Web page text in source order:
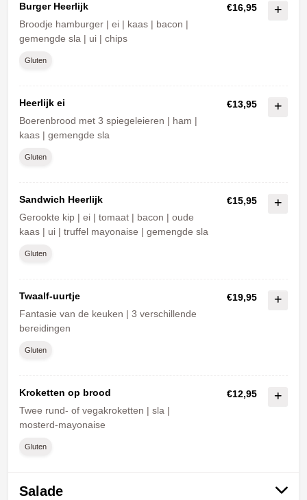
Burger Heerlijk
Broodje hamburger | ei | kaas | bacon |
gemengde sla | ui | chips
€16,95
Gluten
Heerlijk ei
Boerenbrood met 3 spiegeleieren | ham |
kaas | gemengde sla
€13,95
Gluten
Sandwich Heerlijk
Gerookte kip | ei | tomaat | bacon | oude
kaas | ui | truffel mayonaise | gemengde sla
€15,95
Gluten
Twaalf-uurtje
Fantasie van de keuken | 3 verschillende
bereidingen
€19,95
Gluten
Kroketten op brood
Twee rund- of vegakroketten | sla |
mosterd-mayonaise
€12,95
Gluten
Salade